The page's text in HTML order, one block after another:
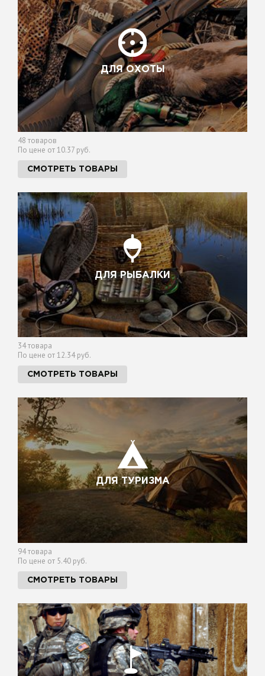
ДЛЯ ОХОТЫ
48 товаров
По цене от 10.37 руб.
СМОТРЕТЬ ТОВАРЫ
ДЛЯ РЫБАЛКИ
34 товара
По цене от 12.34 руб.
СМОТРЕТЬ ТОВАРЫ
ДЛЯ ТУРИЗМА
94 товара
По цене от 5.40 руб.
СМОТРЕТЬ ТОВАРЫ